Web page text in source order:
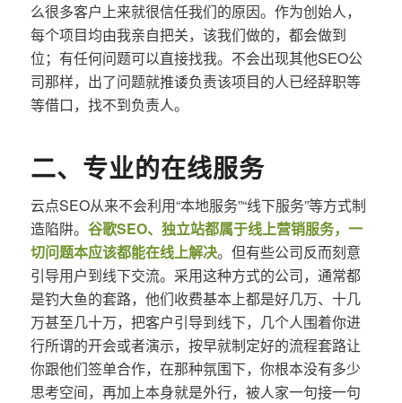
么很多客户上来就很信任我们的原因。作为创始人，
每个项目均由我亲自把关，该我们做的，都会做到
位；有任何问题可以直接找我。不会出现其他SEO公
司那样，出了问题就推诿负责该项目的人已经辞职等
等借口，找不到负责人。
二、专业的在线服务
云点SEO从来不会利用“本地服务”“线下服务”等方式制
造陷阱。 谷歌SEO、独立站都属于线上营销服务，一
切问题本应该都能在线上解决。但有些公司反而刻意
引导用户到线下交流。采用这种方式的公司，通常都
是钓大鱼的套路，他们收费基本上都是好几万、十几
万甚至几十万，把客户引导到线下，几个人围着你进
行所谓的开会或者演示，按早就制定好的流程套路让
你跟他们签单合作，在那种氛围下，你根本没有多少
思考空间，再加上本身就是外行，被人家一句接一句